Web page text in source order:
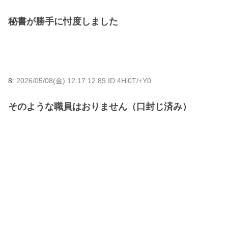
秘書が勝手に忖度しました
8: 2026/05/08(金) 12:17:12.89 ID:4Hi0T/+Y0
そのような職員はおりません（口封じ済み）